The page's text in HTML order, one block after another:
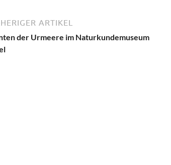
ARTIKEL
der Urmeere im Naturkundemuseum